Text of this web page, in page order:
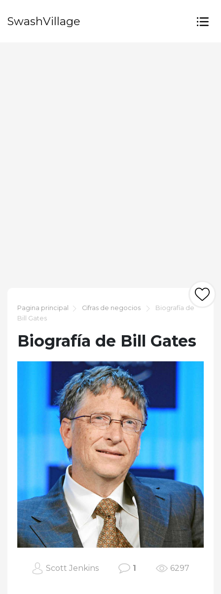
SwashVillage
Pagina principal Cifras de negocios
Biografía de
Bill Gates
Biografía de Bill Gates
Scott Jenkins 1 6297